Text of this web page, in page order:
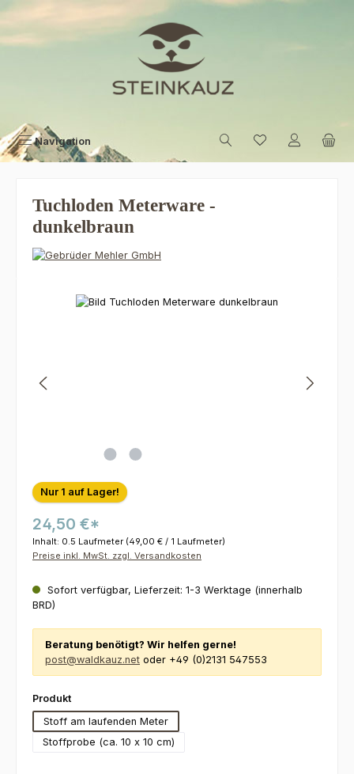
Zum Hauptinhalt springen
Navigation
Tuchloden Meterware -
dunkelbraun
Bildergalerie überspringen
Nur 1 auf Lager!
24,50 €*
Inhalt: 0.5 Laufmeter (49,00 € / 1 Laufmeter)
Preise inkl. MwSt. zzgl. Versandkosten
Sofort verfügbar, Lieferzeit: 1-3 Werktage (innerhalb
BRD)
Beratung benötigt? Wir helfen gerne!
post@waldkauz.net oder +49 (0)2131 547553
Produktauswählen
Stoff am laufenden Meter
Stoffprobe (ca. 10 x 10 cm)